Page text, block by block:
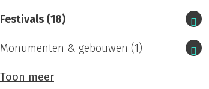
Festivals (18)
Monumenten & gebouwen (1)
Toon meer